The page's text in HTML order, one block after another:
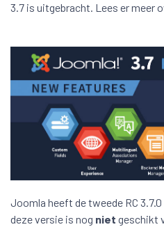
3.7 is uitgebracht. Lees er meer
Joomla heeft de tweede RC
deze versie is nog niet geschikt